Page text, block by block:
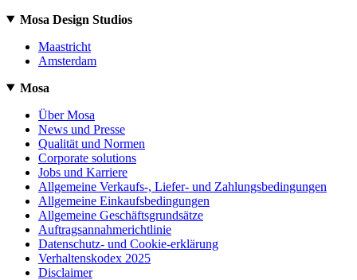
Mosa Design Studios
Maastricht
Amsterdam
Mosa
Über Mosa
News und Presse
Qualität und Normen
Corporate solutions
Jobs und Karriere
Allgemeine Verkaufs-, Liefer- und Zahlungsbedingungen
Allgemeine Einkaufsbedingungen
Allgemeine Geschäftsgrundsätze
Auftragsannahmerichtlinie
Datenschutz- und Cookie-erklärung
Verhaltenskodex 2025
Disclaimer